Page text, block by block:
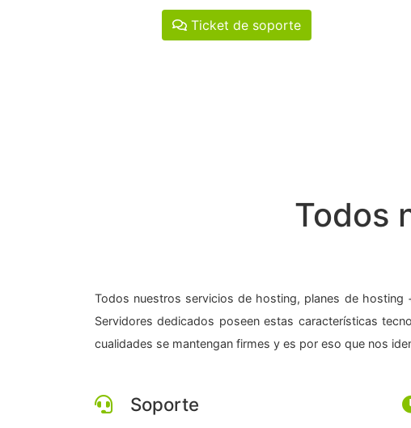
Ticket de soporte
Todos
Todos nuestros servicios de hosting, planes de hosting
Servidores dedicados poseen estas características
cualidades se mantengan firmes y es por eso que nos
Soporte